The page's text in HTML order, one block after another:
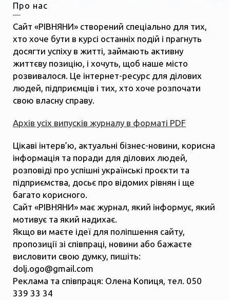
Про нас
Сайт «РІВНЯНИ» створений спеціально для тих,
хто хоче бути в курсі останніх подій і прагнуть
досягти успіху в житті, займають активну
життєву позицію, і хочуть, щоб наше місто
розвивалося. Це інтернет-ресурс для ділових
людей, підприємців і тих, хто хоче розпочати
свою власну справу.
Архів усіх випусків журналу в форматі PDF
Цікаві інтерв’ю, актуальні бізнес-новини, корисна
інформація та поради для ділових людей,
розповіді про успішні українські проєкти та
підприємства, досьє про відомих рівнян і ще
багато корисного.
Сайт «РІВНЯНИ» має журнал, який інформує, який
мотивує та який надихає.
Якщо ви маєте ідеї для поліпшення сайту,
пропозиції зі співпраці, новини або бажаєте
висловити свою думку, пишіть:
dolj.ogo@gmail.com
Реклама та співпраця: Олена Копиця, тел. 050
339 33 34